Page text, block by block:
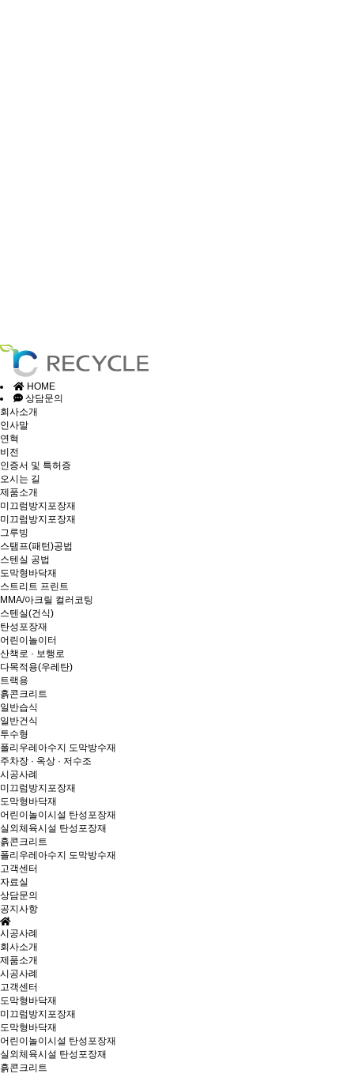
HOME
상담문의
회사소개
인사말
연혁
비전
인증서 및 특허증
오시는 길
제품소개
미끄럼방지포장재
미끄럼방지포장재
그루빙
스탬프(패턴)공법
스텐실 공법
도막형바닥재
스트리트 프린트
MMA/아크릴 컬러코팅
스텐실(건식)
탄성포장재
어린이놀이터
산책로 · 보행로
다목적용(우레탄)
트랙용
흙콘크리트
일반습식
일반건식
투수형
폴리우레아수지 도막방수재
주차장 · 옥상 · 저수조
시공사례
미끄럼방지포장재
도막형바닥재
어린이놀이시설 탄성포장재
실외체육시설 탄성포장재
흙콘크리트
폴리우레아수지 도막방수재
고객센터
자료실
상담문의
공지사항
시공사례
회사소개
제품소개
시공사례
고객센터
도막형바닥재
미끄럼방지포장재
도막형바닥재
어린이놀이시설 탄성포장재
실외체육시설 탄성포장재
흙콘크리트